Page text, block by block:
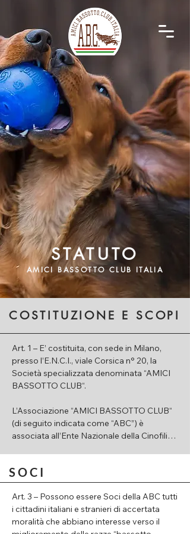
STATUTO
AMICI BASSOTTO CLUB ITALIA
COSTITUZIONE E SCOPI
Art. 1 – E’ costituita, con sede in Milano,
presso l’E.N.C.I., viale Corsica n° 20, la
Società specializzata denominata “AMICI
BASSOTTO CLUB“.
L’Associazione “AMICI BASSOTTO CLUB“
(di seguito indicata come “ABC”) è
associata all’Ente Nazionale della Cinofilia
determine, assolvendo scrupolosamente
gli incarichi che le saranno da esso
delegati, sotto l’indirizzo, vigilanza,
controllo e potere di sanzione e di
sostituzione dell’E.N.C.I. .
SOCI
Art. 3 – Possono essere Soci della ABC tutti
i cittadini italiani e stranieri di accertata
moralità che abbiano interesse verso il